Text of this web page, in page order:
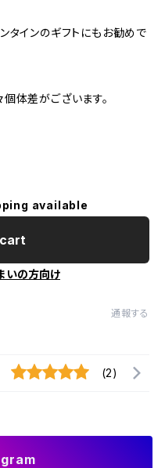
タインのギフトにもお勧めで
体差がございます。
available
いの方向け
通報する
(2)